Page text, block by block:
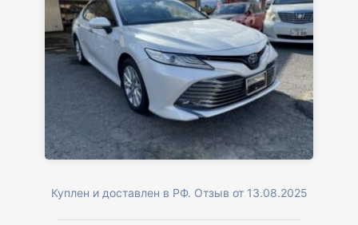
Куплен и доставлен в РФ. Отзыв от 13.08.2025